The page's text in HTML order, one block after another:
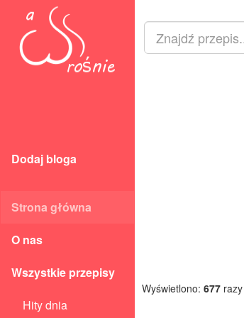
Dodaj bloga
Strona główna
O nas
Wszystkie przepisy
Hity dnia
Wyświetlono: 677 razy